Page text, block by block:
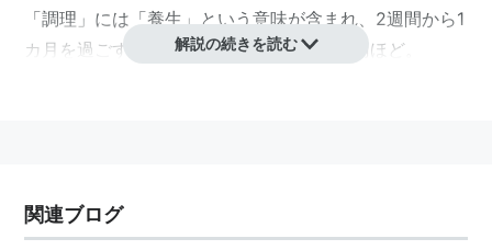
「調理」には「養生」という意味が含まれ、2週間から1
カ月を過ごす。料金は平均約2週間で10万円ほど。
解説の続きを読む
関連ブログ